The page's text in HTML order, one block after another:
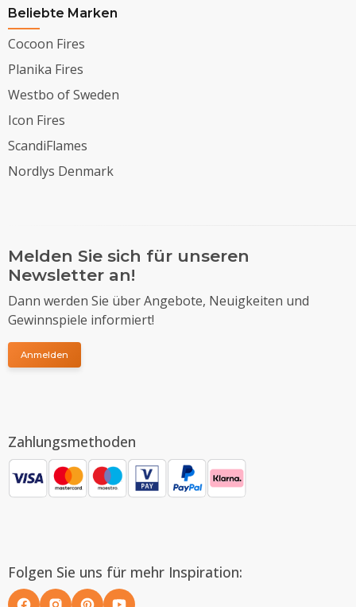
Beliebte Marken
Cocoon Fires
Planika Fires
Westbo of Sweden
Icon Fires
ScandiFlames
Nordlys Denmark
Melden Sie sich für unseren
Newsletter an!
Dann werden Sie über Angebote, Neuigkeiten und
Gewinnspiele informiert!
Anmelden
Zahlungsmethoden
Folgen Sie uns für mehr Inspiration: